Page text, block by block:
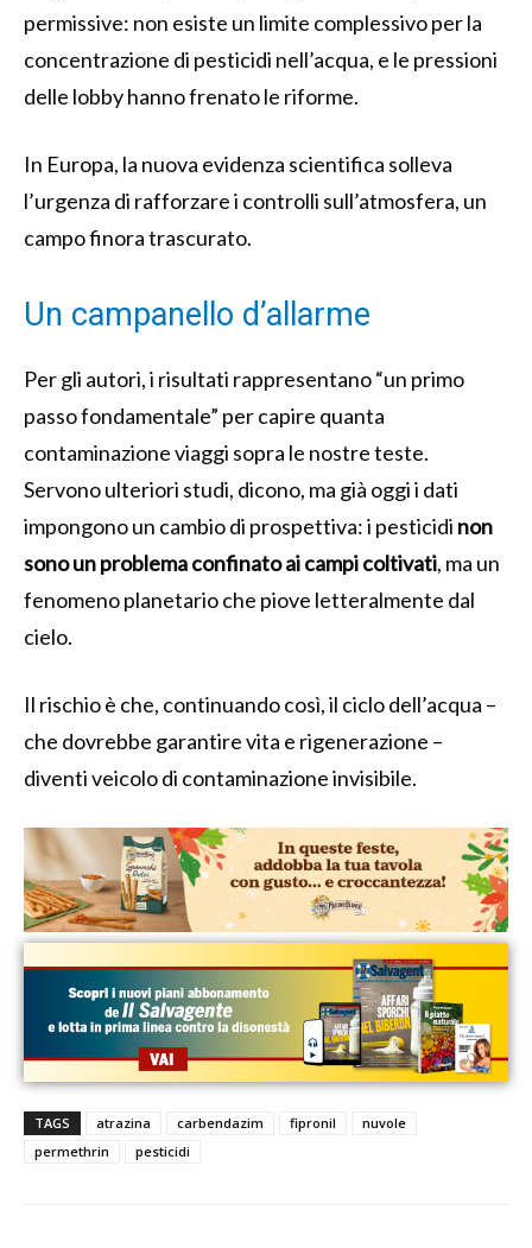
permissive: non esiste un limite complessivo per la
concentrazione di pesticidi nell’acqua, e le pressioni
delle lobby hanno frenato le riforme.
In Europa, la nuova evidenza scientifica solleva
l’urgenza di rafforzare i controlli sull’atmosfera, un
campo finora trascurato.
Un campanello d’allarme
Per gli autori, i risultati rappresentano “un primo
passo fondamentale” per capire quanta
contaminazione viaggi sopra le nostre teste.
Servono ulteriori studi, dicono, ma già oggi i dati
impongono un cambio di prospettiva: i pesticidi non
sono un problema confinato ai campi coltivati, ma un
fenomeno planetario che piove letteralmente dal
cielo.
Il rischio è che, continuando così, il ciclo dell’acqua –
che dovrebbe garantire vita e rigenerazione –
diventi veicolo di contaminazione invisibile.
TAGS atrazina carbendazim fipronil
nuvole
permethrin
pesticidi